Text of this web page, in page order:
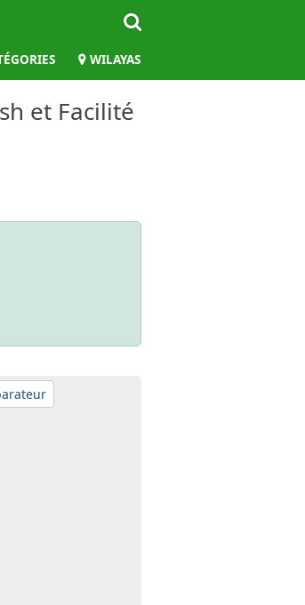
WILAYAS
et Facilité